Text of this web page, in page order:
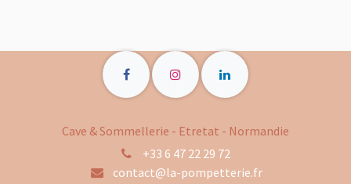
Cave & Sommellerie - Etretat - Normandie
+33 6 47 22 29 72
contact@la-pompetterie.fr